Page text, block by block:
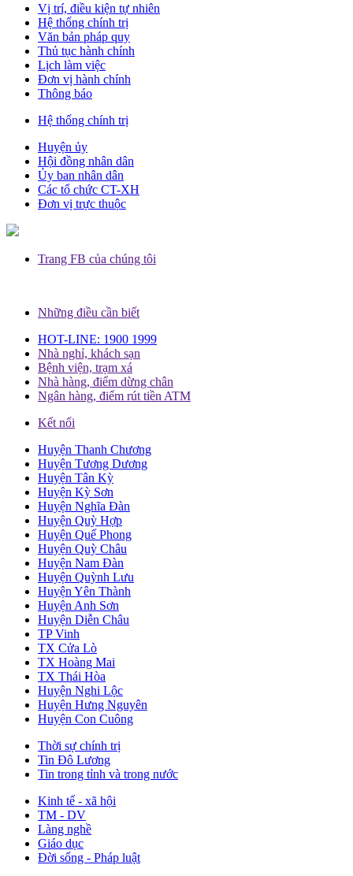
Vị trí, điều kiện tự nhiên
Hệ thống chính trị
Văn bản pháp quy
Thủ tục hành chính
Lịch làm việc
Đơn vị hành chính
Thông báo
Hệ thống chính trị
Huyện ủy
Hội đồng nhân dân
Ủy ban nhân dân
Các tổ chức CT-XH
Đơn vị trực thuộc
Trang FB của chúng tôi
Những điều cần biết
HOT-LINE: 1900 1999
Nhà nghỉ, khách sạn
Bệnh viện, trạm xá
Nhà hàng, điểm dừng chân
Ngân hàng, điểm rút tiền ATM
Kết nối
Huyện Thanh Chương
Huyện Tương Dương
Huyện Tân Kỳ
Huyện Kỳ Sơn
Huyện Nghĩa Đàn
Huyện Quỳ Hợp
Huyện Quế Phong
Huyện Quỳ Châu
Huyện Nam Đàn
Huyện Quỳnh Lưu
Huyện Yên Thành
Huyện Anh Sơn
Huyện Diễn Châu
TP Vinh
TX Cửa Lò
TX Hoàng Mai
TX Thái Hòa
Huyện Nghi Lộc
Huyện Hưng Nguyên
Huyện Con Cuông
Thời sự chính trị
Tin Đô Lương
Tin trong tỉnh và trong nước
Kinh tế - xã hội
TM - DV
Làng nghề
Giáo dục
Đời sống - Pháp luật